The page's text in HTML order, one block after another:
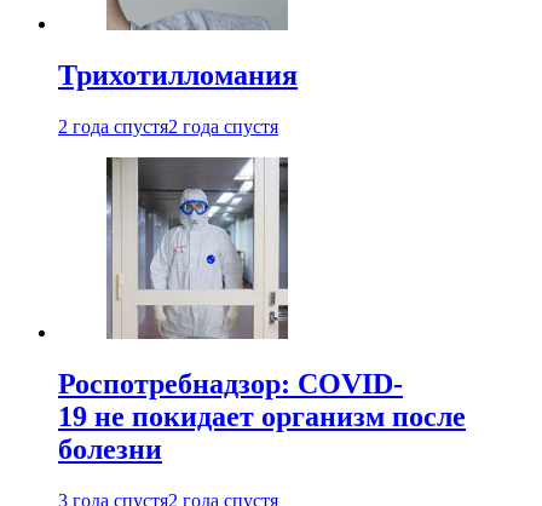
Трихотилломания
2 года спустя2 года спустя
Роспотребнадзор: COVID-
19 не покидает организм после
болезни
3 года спустя2 года спустя